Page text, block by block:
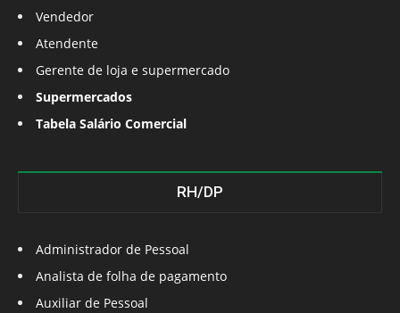
Vendedor
Atendente
Gerente de loja e supermercado
Supermercados
Tabela Salário Comercial
RH/DP
Administrador de Pessoal
Analista de folha de pagamento
Auxiliar de Pessoal